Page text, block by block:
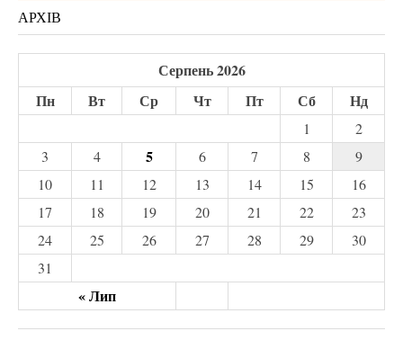
АРХІВ
Серпень 2026
Пн
Вт Ср Чт Пт Сб Нд
« Лип
1
2
3
4 5 6 7 8
9
10
11 12 13 14 15
16
17
18 19 20 21 22
23
24
25 26 27 28 29
30
31